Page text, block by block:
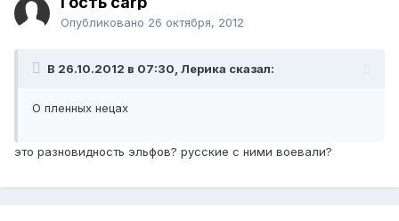
Опубликовано 26 октября, 2012
В 26.10.2012 в 07:30, Лерика сказал:
О пленных нецах
это разновидность эльфов? русские с ними воевали?